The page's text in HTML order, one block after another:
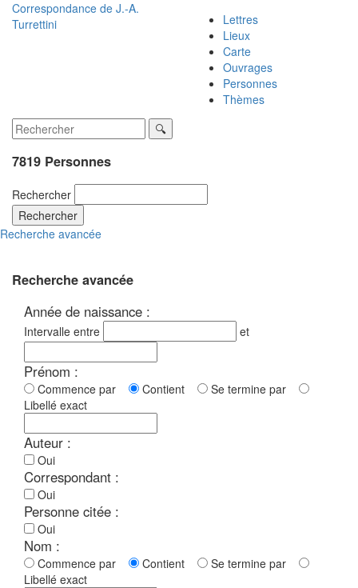
Correspondance de J.-A.
Turrettini
Lettres
Lieux
Carte
Ouvrages
Personnes
Thèmes
7819 Personnes
Rechercher
Rechercher
Recherche avancée
Recherche avancée
Année de naissance :
Intervalle entre et
Prénom :
Commence par Contient
Se termine par
Libellé exact
Auteur :
Oui
Correspondant :
Oui
Personne citée :
Oui
Nom :
Commence par Contient
Se termine par
Libellé exact